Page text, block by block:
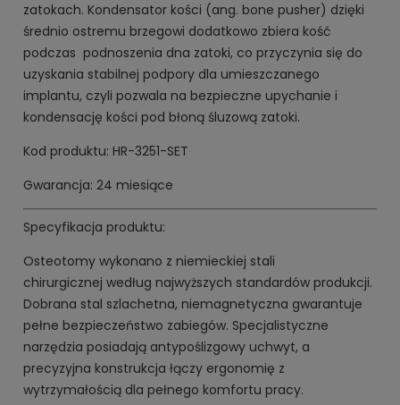
zatokach. Kondensator kości (ang. bone pusher) dzięki
średnio ostremu brzegowi dodatkowo zbiera kość
podczas podnoszenia dna zatoki, co przyczynia się do
uzyskania stabilnej podpory dla umieszczanego
implantu, czyli pozwala na bezpieczne upychanie i
kondensację kości pod błoną śluzową zatoki.
Kod produktu: HR-3251-SET
Gwarancja: 24 miesiące
Specyfikacja produktu:
Osteotomy wykonano z niemieckiej stali
chirurgicznej według najwyższych standardów produkcji.
Dobrana stal szlachetna, niemagnetyczna gwarantuje
pełne bezpieczeństwo zabiegów. Specjalistyczne
narzędzia posiadają antypoślizgowy uchwyt, a
precyzyjna konstrukcja łączy ergonomię z
wytrzymałością dla pełnego komfortu pracy.